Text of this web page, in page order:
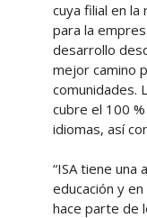
cuya filial en la
para la
desarrollo
mejor camino
comunidades.
cubre el 100
idiomas, así
“ISA tiene una
educación y
hace parte de